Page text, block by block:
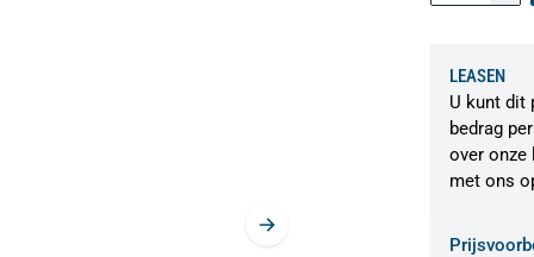
LEASEN
U kunt dit
bedrag
over
met ons